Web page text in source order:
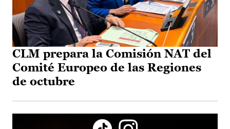
CLM prepara la Comisión NAT del
Comité Europeo de las Regiones
de octubre